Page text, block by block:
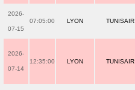
2026-
07-15
07:05:00 LYON TUNISAIR
2026-
07-14
12:35:00 LYON TUNISAIR